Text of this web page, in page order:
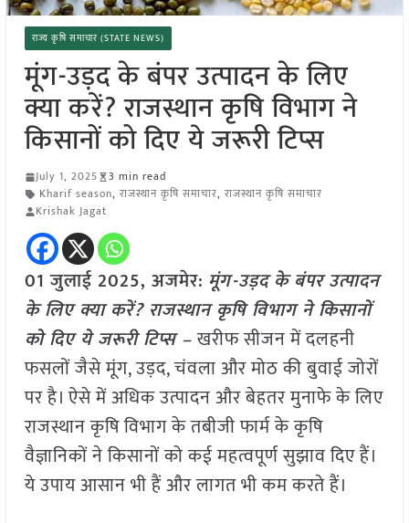
राज्य कृषि समाचार (STATE NEWS)
मूंग-उड़द के बंपर उत्पादन के लिए
क्या करें? राजस्थान कृषि विभाग ने
किसानों को दिए ये जरूरी टिप्स
July 1, 2025
3 min read
Kharif season, राजस्थान कृषि समाचार, राजस्थान कृषि समाचार
Krishak Jagat
01 जुलाई 2025, अजमेर: मूंग-उड़द के बंपर उत्पादन
के लिए क्या करें? राजस्थान कृषि विभाग ने किसानों
को दिए ये जरूरी टिप्स –खरीफ सीजन में दलहनी
फसलों जैसे मूंग, उड़द, चंवला और मोठ की बुवाई जोरों
पर है। ऐसे में अधिक उत्पादन और बेहतर मुनाफे के लिए
राजस्थान कृषि विभाग के तबीजी फार्म के कृषि
वैज्ञानिकों ने किसानों को कई महत्वपूर्ण सुझाव दिए हैं।
ये उपाय आसान भी हैं और लागत भी कम करते हैं।